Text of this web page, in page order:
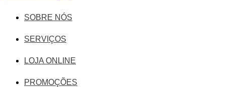
SOBRE NÓS
SERVIÇOS
LOJA ONLINE
PROMOÇÕES